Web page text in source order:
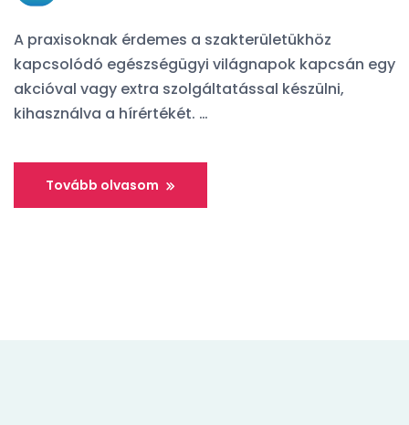
A praxisoknak érdemes a szakterületükhöz
kapcsolódó egészségügyi világnapok kapcsán egy
akcióval vagy extra szolgáltatással készülni,
kihasználva a hírértékét. …
Tovább olvasom